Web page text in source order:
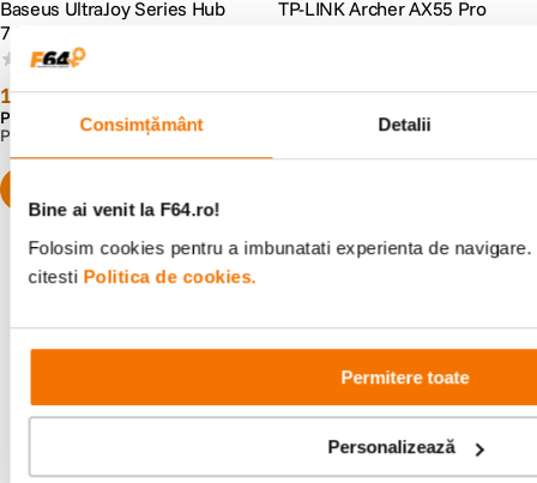
Consimțământ Detalii
Bine ai venit la F64.ro!
Folosim cookies pentru a imbunatati experienta de
citesti Politica de cookies.
Permitere toate
Personalizează
Baseus UltraJoy Series Hub
7 Porturi USB-C Gri
17990 lei
Preț anterior:213
lei
PRP:
lei
TP-LINK Archer AX55 Pro
41999 lei
Alatura-te comunitatii creatorilor
Descopera inspiratie, recomandari utile,
pentru tine.